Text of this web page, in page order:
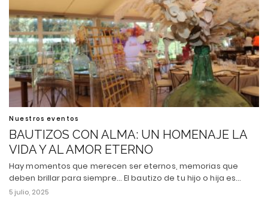
Nuestros eventos
BAUTIZOS CON ALMA: UN HOMENAJE LA
VIDA Y AL AMOR ETERNO
Hay momentos que merecen ser eternos, memorias que
deben brillar para siempre... El bautizo de tu hijo o hija es…
5 julio, 2025